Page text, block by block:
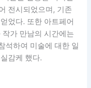
전시되었으며, 기존
었다. 또한 아트페어
가 만남의 시간에는
석하여 미술에 대한 일
감케 했다.